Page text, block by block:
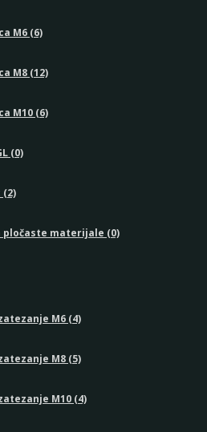
M6 (6)
M8 (12)
M10 (6)
(0)
(2)
pločaste materijale (0)
M6 (4)
M8 (5)
M10 (4)